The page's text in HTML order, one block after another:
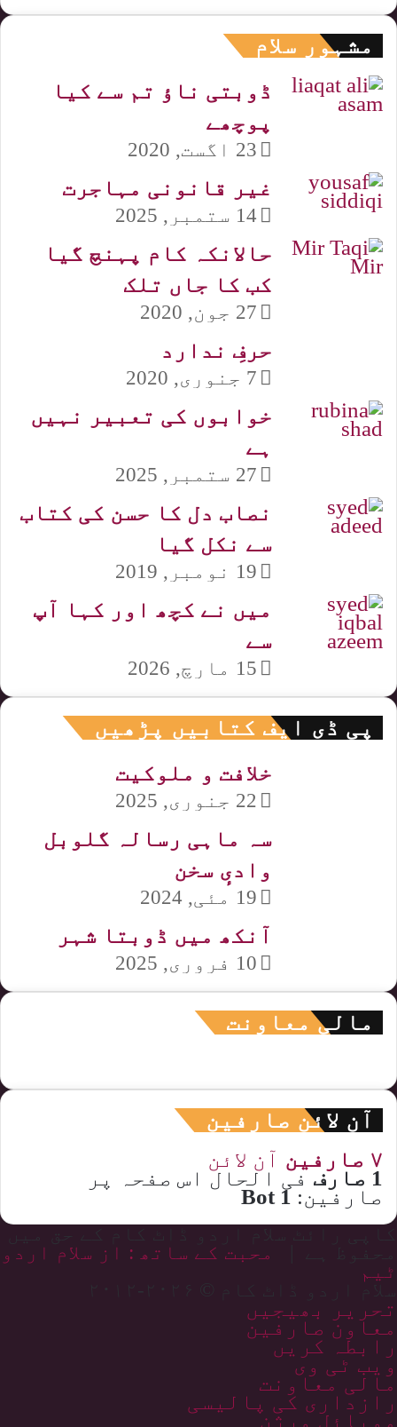
مشہور سلام
ڈوبتی ناؤ تم سے کیا
پوچھے
23 اگست, 2020
غیر قانونی مہاجرت
14 ستمبر, 2025
حالانکہ کام پہنچ گیا
کب کا جاں تلک
27 جون, 2020
حرفِ ندارد
7 جنوری, 2020
خوابوں کی تعبیر نہیں
ہے
27 ستمبر, 2025
نصاب دل کا حسن کی کتاب
سے نکل گیا
19 نومبر, 2019
میں نے کچھ اور کہا آپ
سے
15 مارچ, 2026
پی ڈی ایف کتابیں پڑھیں
خلافت و ملوکیت
22 جنوری, 2025
سہ ماہی رسالہ گلوبل
وادیٕ سخن
19 مئی, 2024
آنکھ میں ڈوبتا شہر
10 فروری, 2025
مالی معاونت
آن لائن صارفین
۷ صارفین آن لائن
1 صارف فی الحال اس صفحہ پر
صارفین: 1 Bot
محبت کے ساتھ : از سلام اردو
ٹیم
سلام اردو ڈاٹ کام © ۲۰۲۶-۲۰۱۲
تحریر بھیجیں
معاون صارفین
رابطہ کریں
ویب ٹی وی
مالی معاونت
رازداری کی پالیسی
موبائل ورژن